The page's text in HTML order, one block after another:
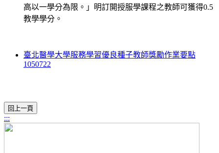
高以一學分為限。」明訂開授服學課程之教師可獲得0.5
教學學分。
臺北醫學大學服務學習優良種子教師獎勵作業要點
1050722
:::